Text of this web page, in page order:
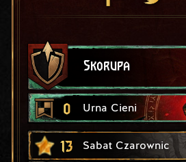
Skorupa
0 Urna Cieni
13 Sabat Czarownic